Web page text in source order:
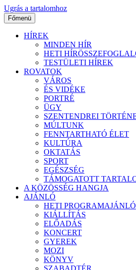
Ugrás a tartalomhoz
Főmenü
HÍREK
MINDEN HÍR
HETI
TESTÜLETI HÍREK
ROVATOK
VÁROS
ÉS VIDÉKE
PORTRÉ
ÜGY
SZENTENDREI
MÚLTUNK
FENNTARTHATÓ ÉLET
KULTÚRA
OKTATÁS
SPORT
EGÉSZSÉG
TÁMOGATOTT
A KÖZÖSSÉG HANGJA
AJÁNLÓ
HETI PROGRAMAJÁNLÓ
KIÁLLÍTÁS
ELŐADÁS
KONCERT
GYEREK
MOZI
KÖNYV
SZABADTÉR